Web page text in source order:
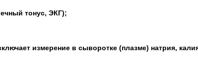
тонус, ЭКГ);
измерение в сыворотке (плазме) натрия,